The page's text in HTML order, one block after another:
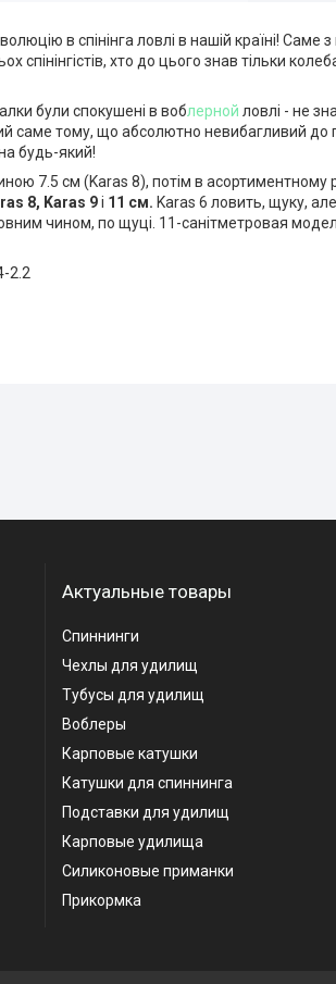
в спінінга ловлі в нашій країні! Саме
хто до цього знав тільки
були спокушені в воблерной ловлі - не
саме тому, що абсолютно невибагливий до
будь-який!
7.5 см (Karas 8), потім в асортиментному
8, Karas 9і 11 см. Karas 6 ловить, щуку,
чином, по щуці. 11-санітметровая
2.2
Актуальные товары
Спиннинги
Чехлы для удилищ
Тубусы для удилищ
Воблеры
Карповые катушки
Катушки для спиннинга
Подставки для удилищ
Карповые удилища
Силиконовые приманки
Прикормка